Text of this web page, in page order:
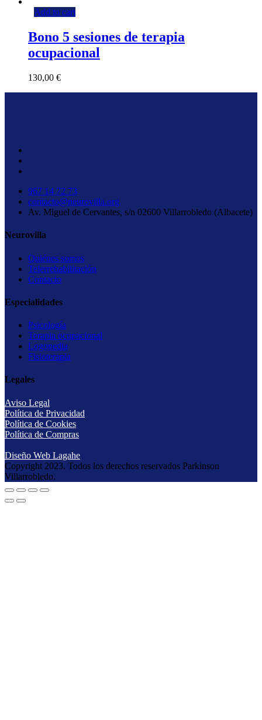
Add to cart
Bono 5 sesiones de terapia
ocupacional
130,00 €
967 14 72 73
contacto@neurovilla.org
Av. Miguel de Cervantes, s/n 02600 Villarrobledo (Albacete)
Neurovilla
Quiénes somos
Telerrehabilitación
Contacto
Especialidades
Psicología
Terapia ocupacional
Logopedia
Fisioterapia
Legales
Aviso Legal
Política de Privacidad
Política de Cookies
Política de Compras
Diseño Web Lagahe
Copyright 2023. Todos los derechos reservados Parkinson
Villarrobledo.